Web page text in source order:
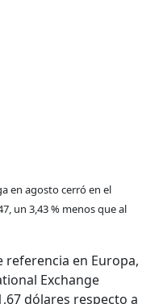
en agosto cerró en el
un 3,43 % menos que al
referencia en Europa,
Exchange
dólares respecto a